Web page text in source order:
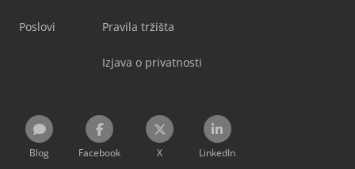
Poslovi Pravila tržišta
Izjava o privatnosti
Blog Facebook X LinkedIn